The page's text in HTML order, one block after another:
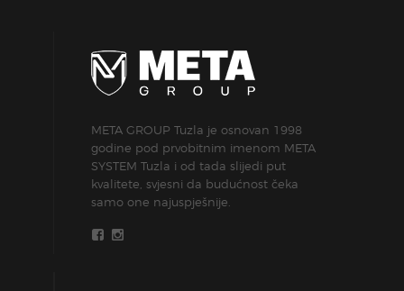
META GROUP Tuzla je osnovan 1998
godine pod prvobitnim imenom META
SYSTEM Tuzla i od tada slijedi put
kvalitete, svjesni da budućnost čeka
samo one najuspješnije.